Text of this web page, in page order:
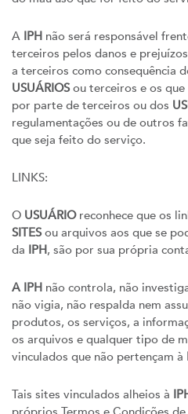
A IPH não será responsável
terceiros pelos danos e
a terceiros como consequência
USUÁRIOSou terceiros e os que
por parte de terceiros ou dos
regulamentações ou de outros
que seja feito do serviço.
LINKS:
O USUÁRIOreconhece que os
SITESou arquivos aos que se
da IPH, são por sua própria
A IPH não controla, não
não vigia, não respalda nem
produtos, os serviços, a
os arquivos e qualquer tipo de
vinculados que não pertençam à
Tais sites vinculados alheios à